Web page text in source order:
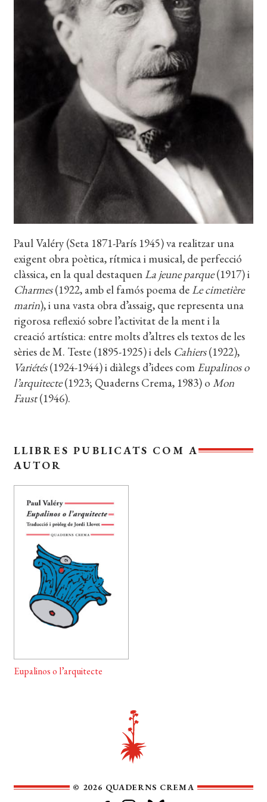
EL MEU COMPTE
CERCAR
WISHLIST
Paul Valéry (Seta 1871-París 1945) va realitzar una
exigent obra poètica, rítmica i musical, de perfecció
clàssica, en la qual destaquenLa jeune parque(1917) i
Charmes(1922, amb el famós poema deLe cimetière
marin), i una vasta obra d’assaig, que representa una
rigorosa reflexió sobre l’activitat de la ment i la
creació artística: entre molts d’altres els textos de les
sèries de M. Teste (1895-1925) i dels Cahiers(1922),
Variétés(1924-1944) i diàlegs d’idees com Eupalinos o
l’arquitecte(1923; Quaderns Crema, 1983) o Mon
Faust(1946).
LLIBRES PUBLICATS COM A
AUTOR
Eupalinos o l’arquitecte
© 2026 QUADERNS CREMA